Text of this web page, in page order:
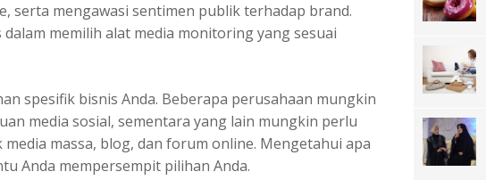
serta mengawasi sentimen publik terhadap brand.
memilih alat media monitoring yang sesuai
spesifik bisnis Anda. Beberapa perusahaan mungkin
media sosial, sementara yang lain mungkin perlu
massa, blog, dan forum online. Mengetahui apa
Anda mempersempit pilihan Anda.